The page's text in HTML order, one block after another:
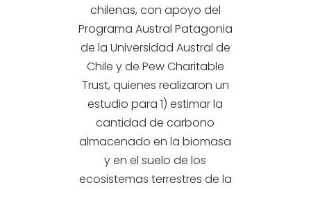
chilenas, con apoyo del
Programa Austral Patagonia
de la Universidad Austral de
Chile y de Pew Charitable
Trust, quienes realizaron un
estudio para 1) estimar la
cantidad de carbono
almacenado en la biomasa
y en el suelo de los
ecosistemas terrestres de la